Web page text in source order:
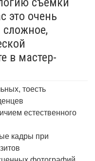
это очень
сложное,
в мастер-
тоесть
естественного
кадры при